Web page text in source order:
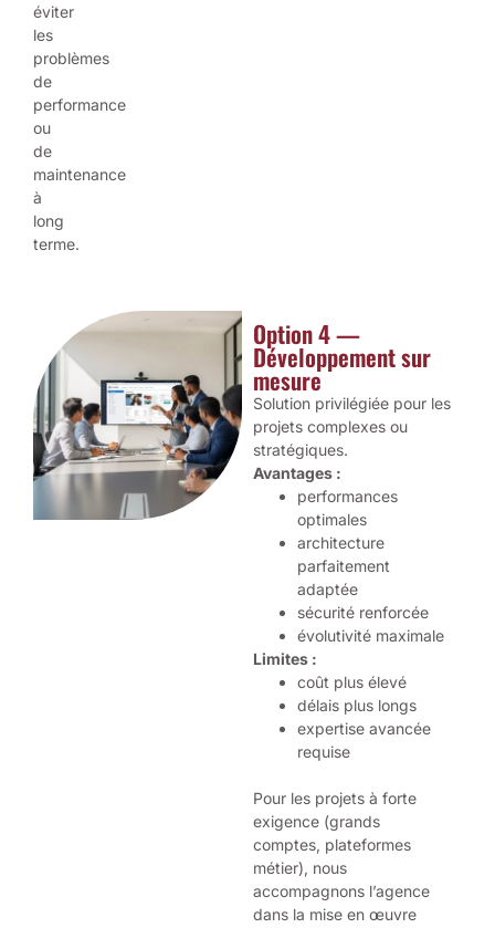
éviter
les
problèmes
de
performance
ou
de
maintenance
à
long
terme.
Option 4 —
Développement sur
mesure
Solution privilégiée pour les
projets complexes ou
stratégiques.
Avantages :
performances
optimales
architecture
parfaitement
adaptée
sécurité renforcée
évolutivité maximale
Limites :
coût plus élevé
délais plus longs
expertise avancée
requise
Pour les projets à forte
exigence (grands
comptes, plateformes
métier), nous
accompagnons l’agence
dans la mise en œuvre